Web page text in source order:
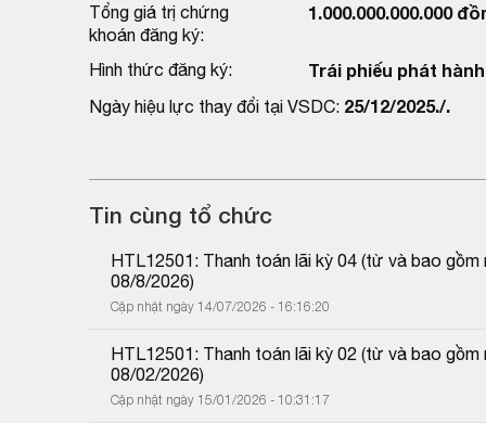
Tổng giá trị chứng
khoán đăng ký:
1.000.000.000.000
Hình thức đăng ký: Trái phiếu phát
Ngày hiệu lực thay đổi tại VSDC: 25/12/2025./.
Tin cùng tổ chức
HTL12501: Thanh toán lãi kỳ 04 (từ và bao
08/8/2026)
Cập nhật ngày 14/07/2026 - 16:16:20
HTL12501: Thanh toán lãi kỳ 02 (từ và bao
08/02/2026)
Cập nhật ngày 15/01/2026 - 10:31:17